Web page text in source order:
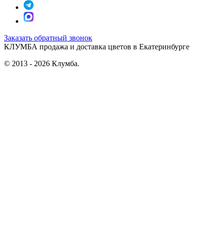
Заказать обратный звонок
КЛУМБА продажа и доставка цветов в Екатеринбурге
© 2013 - 2026 Клумба.